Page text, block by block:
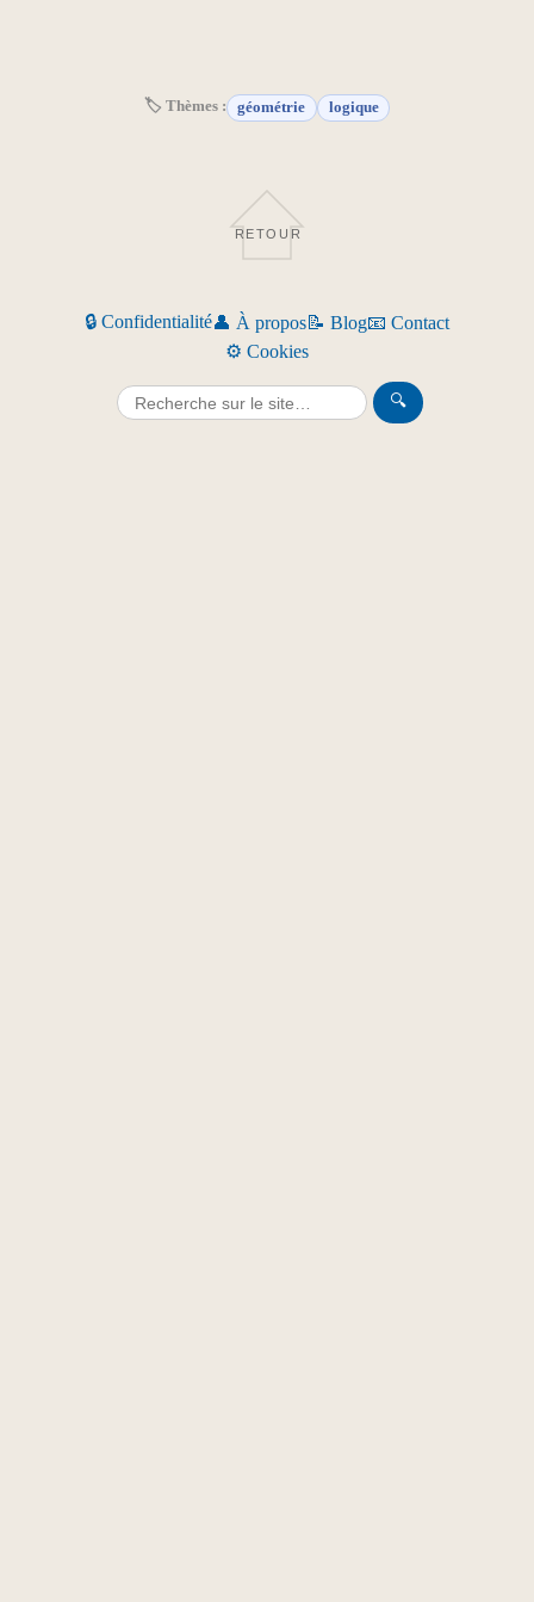
🏷 Thèmes : géométrie logique
RETOUR
🔒 Confidentialité👤 À propos📝 Blog📧 Contact
⚙️ Cookies
🔍